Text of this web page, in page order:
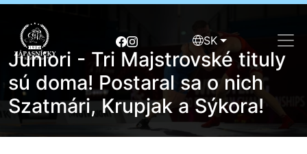
SK
Juniori - Tri Majstrovské tituly
sú doma! Postaral sa o nich
Szatmári, Krupjak a Sýkora!